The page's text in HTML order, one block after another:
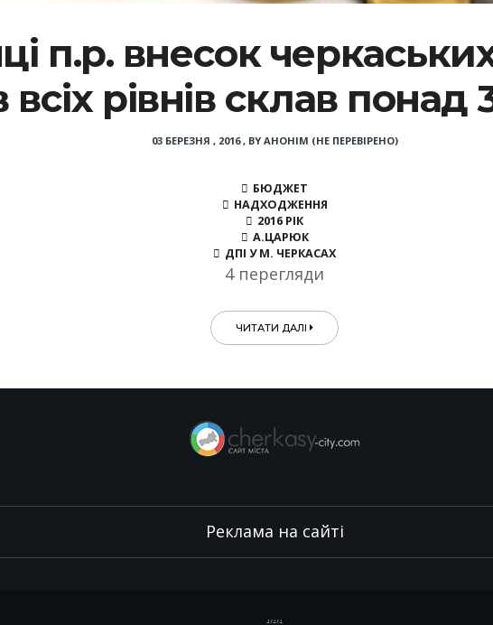
п.р. внесок
рівнів склав понад
03 БЕРЕЗНЯ , 2016, BY АНОНІМ (НЕ ПЕРЕВІРЕНО)
БЮДЖЕТ
НАДХОДЖЕННЯ
2016 РІК
А.ЦАРЮК
ДПІ У М. ЧЕРКАСАХ
4 перегляди
ЧИТАТИ ДАЛІ
Реклама на сайті
.,.,.